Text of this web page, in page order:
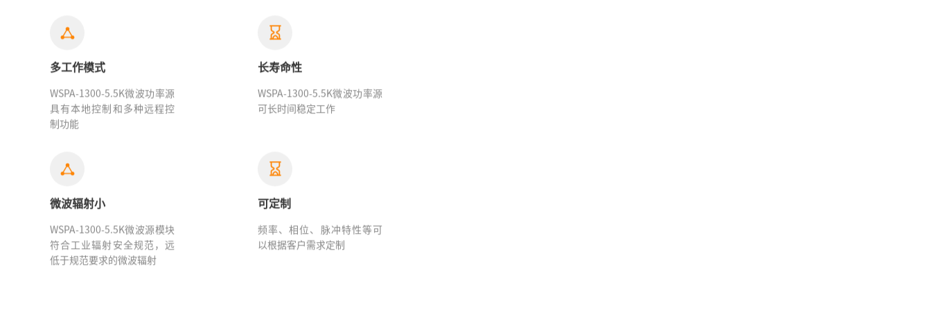
多工作模式
WSPA-1300-5.5K微波功率源
具有本地控制和多种远程控
制功能
长寿命性
WSPA-1300-5.5K微波功率源
可长时间稳定工作
微波辐射小
WSPA-1300-5.5K微波源模块
符合工业辐射安全规范，远
低于规范要求的微波辐射
可定制
频率、相位、脉冲特性等可
以根据客户需求定制